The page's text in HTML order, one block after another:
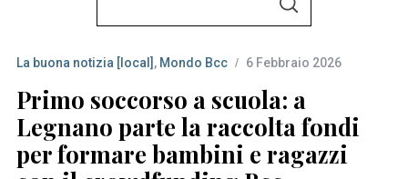
r
c
h
f
o
S
C
H
La buona notizia [local] , Mondo Bcc 6 Febbraio 2026
Primo soccorso a scuola: a
Legnano parte la raccolta fondi
per formare bambini e ragazzi